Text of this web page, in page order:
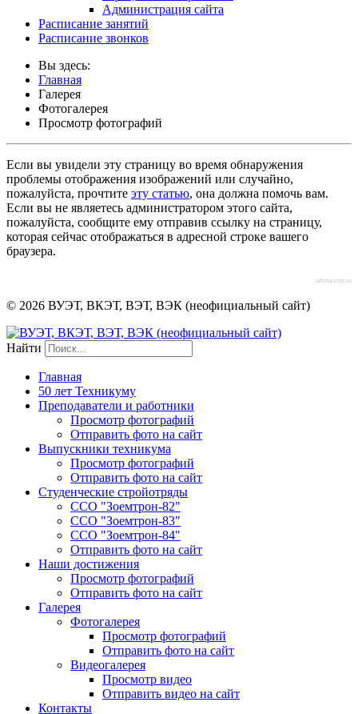
Администрация сайта
Расписание занятий
Расписание звонков
Вы здесь:
Главная
Галерея
Фотогалерея
Просмотр фотографий
Если вы увидели эту страницу во время обнаружения
проблемы отображения изображений или случайно,
пожалуйста, прочтите эту статью, она должна помочь вам.
Если вы не являетесь администратором этого сайта,
пожалуйста, сообщите ему отправив ссылку на страницу,
которая сейчас отображаться в адресной строке вашего
браузера.
afisha-msk.ru
© 2026 ВУЭТ, ВКЭТ, ВЭТ, ВЭК (неофициальный сайт)
Найти
Главная
50 лет Техникуму
Преподаватели и работники
Просмотр фотографий
Отправить фото на сайт
Выпускники техникума
Просмотр фотографий
Отправить фото на сайт
Студенческие стройотряды
ССО "Зоемтрон-82"
ССО "Зоемтрон-83"
ССО "Зоемтрон-84"
Отправить фото на сайт
Наши достижения
Просмотр фотографий
Отправить фото на сайт
Галерея
Фотогалерея
Просмотр фотографий
Отправить фото на сайт
Видеогалерея
Просмотр видео
Отправить видео на сайт
Контакты